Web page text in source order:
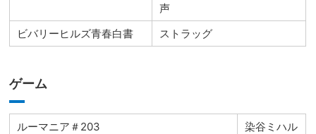
声
ビバリーヒルズ青春白書
ストラッグ
ゲーム
ルーマニア＃203
染谷ミハル